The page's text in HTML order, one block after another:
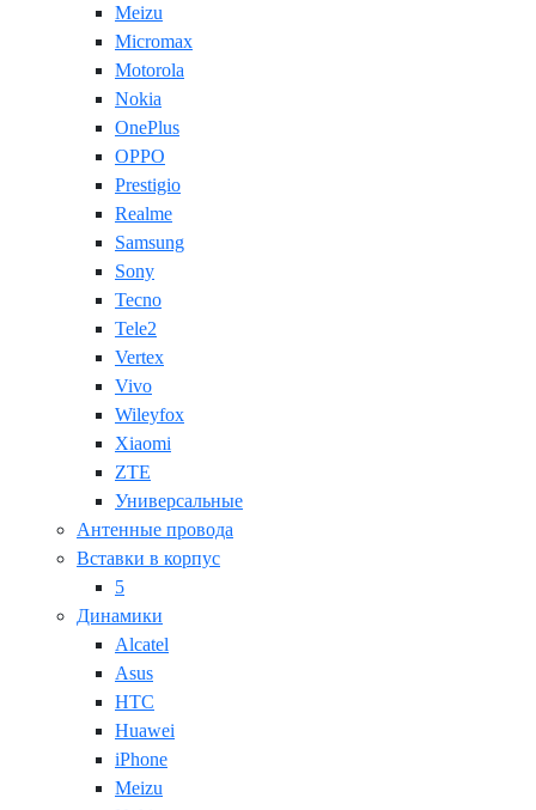
Meizu
Micromax
Motorola
Nokia
OnePlus
OPPO
Prestigio
Realme
Samsung
Sony
Tecno
Tele2
Vertex
Vivo
Wileyfox
Xiaomi
ZTE
Универсальные
Антенные провода
Вставки в корпус
5
Динамики
Alcatel
Asus
HTC
Huawei
iPhone
Meizu